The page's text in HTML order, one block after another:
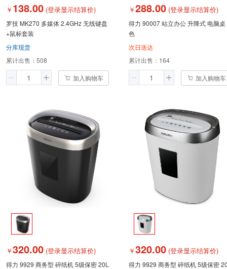
￥ 138.00 (登录显示结算价)
罗技 MK270 多媒体 2.4GHz 无线键盘
+鼠标套装
分库现货
累计出售： 508
加入购物车
￥288.00 (登录显示结算价)
得力 90007 站立办公 升降式 电脑桌
色
次日送达
累计出售： 164
加入购物车
￥320.00 (登录显示结算价)
得力 9929 商务型 碎纸机 5级保密 20L
￥320.00 (登录显示结算价)
得力 9929 商务型 碎纸机 5级保密